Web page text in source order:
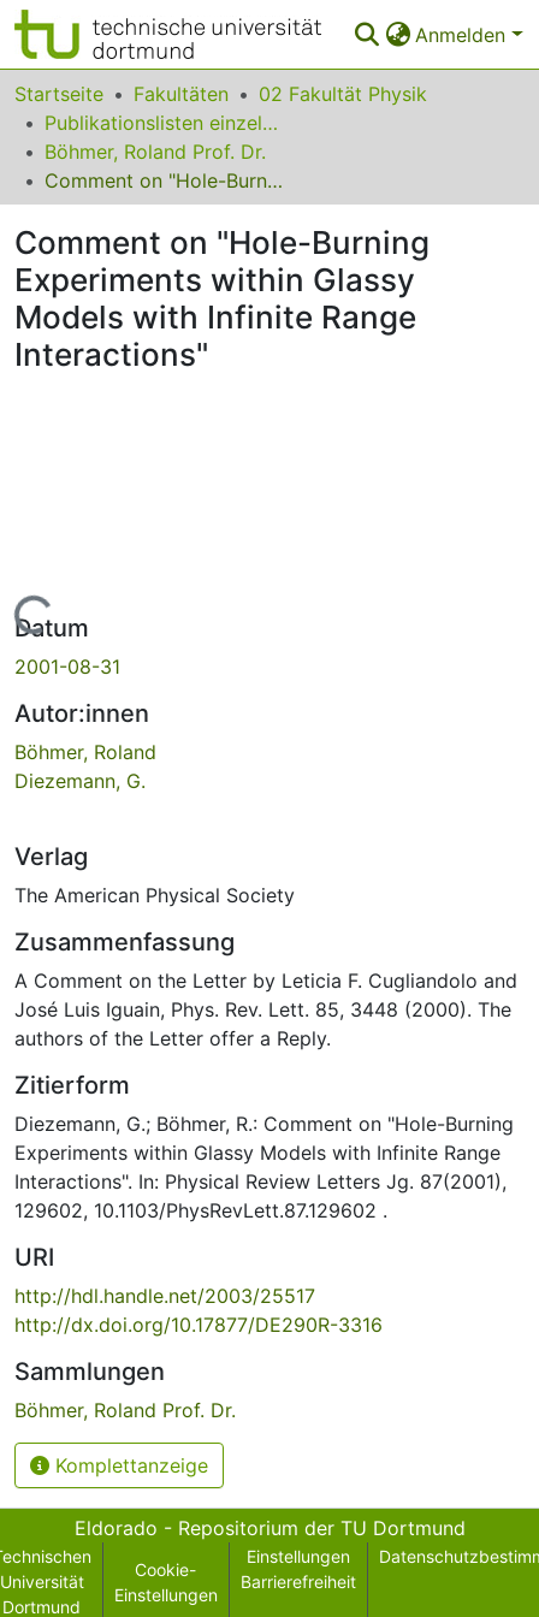
Anmelden
Bereiche & Sammlungen
Das gesamte Repositorium
Statistiken
FAQ
Leitlinien
Zurück zur Startseite
Startseite Fakultäten
02 Fakultät Physik
Publikationslisten einzelner Fakultätsangehöriger
Böhmer, Roland Prof. Dr.
Comment on "Hole-Burning Experiments within Glassy Models with Infinite Range Interactions"
Comment on "Hole-Burning
Experiments within Glassy
Models with Infinite Range
Interactions"
Lade...
Datum
2001-08-31
Autor:innen
Böhmer, Roland
Diezemann, G.
Verlag
The American Physical Society
Zusammenfassung
A Comment on the Letter by Leticia F. Cugliandolo and
José Luis Iguain, Phys. Rev. Lett. 85, 3448 (2000). The
authors of the Letter offer a Reply.
Zitierform
Diezemann, G.; Böhmer, R.: Comment on "Hole-Burning
Experiments within Glassy Models with Infinite Range
Interactions". In: Physical Review Letters Jg. 87(2001),
129602, 10.1103/PhysRevLett.87.129602 .
URI
http://hdl.handle.net/2003/25517
http://dx.doi.org/10.17877/DE290R-3316
Sammlungen
Böhmer, Roland Prof. Dr.
Komplettanzeige
Eldorado - Repositorium der TU Dortmund
Universität
Dortmund
Cookie-
Einstellungen
Einstellungen
Barrierefreiheit